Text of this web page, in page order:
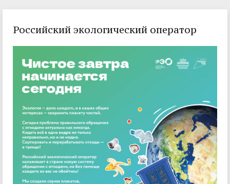
Российский экологический оператор